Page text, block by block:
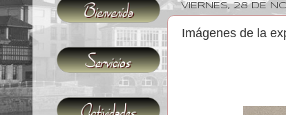
VIERNES, 28 DE
Imágenes de la